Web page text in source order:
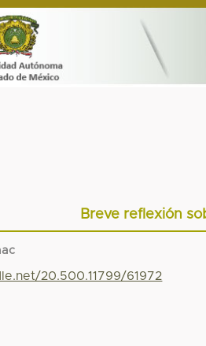
Breve reflexión
20.500.11799/61972